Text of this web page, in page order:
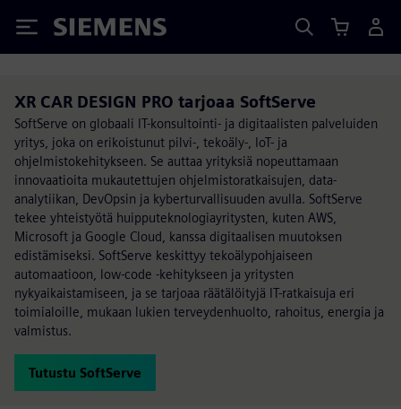
Siemens
XR CAR DESIGN PRO tarjoaa SoftServe
SoftServe on globaali IT-konsultointi- ja digitaalisten palveluiden
yritys, joka on erikoistunut pilvi-, tekoäly-, IoT- ja
ohjelmistokehitykseen. Se auttaa yrityksiä nopeuttamaan
innovaatioita mukautettujen ohjelmistoratkaisujen, data-
analytiikan, DevOpsin ja kyberturvallisuuden avulla. SoftServe
tekee yhteistyötä huipputeknologiayritysten, kuten AWS,
Microsoft ja Google Cloud, kanssa digitaalisen muutoksen
edistämiseksi. SoftServe keskittyy tekoälypohjaiseen
automaatioon, low-code -kehitykseen ja yritysten
nykyaikaistamiseen, ja se tarjoaa räätälöityjä IT-ratkaisuja eri
toimialoille, mukaan lukien terveydenhuolto, rahoitus, energia ja
valmistus.
Tutustu SoftServe